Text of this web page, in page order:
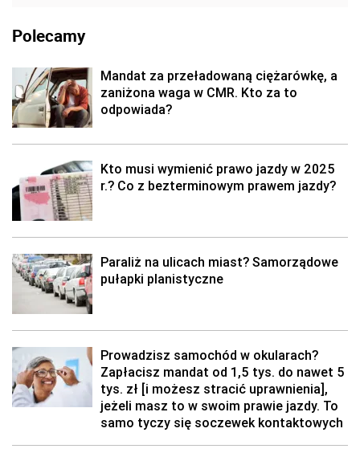
Polecamy
Mandat za przeładowaną ciężarówkę, a
zaniżona waga w CMR. Kto za to
odpowiada?
Kto musi wymienić prawo jazdy w 2025
r.? Co z bezterminowym prawem jazdy?
Paraliż na ulicach miast? Samorządowe
pułapki planistyczne
Prowadzisz samochód w okularach?
Zapłacisz mandat od 1,5 tys. do nawet 5
tys. zł [i możesz stracić uprawnienia],
jeżeli masz to w swoim prawie jazdy. To
samo tyczy się soczewek kontaktowych